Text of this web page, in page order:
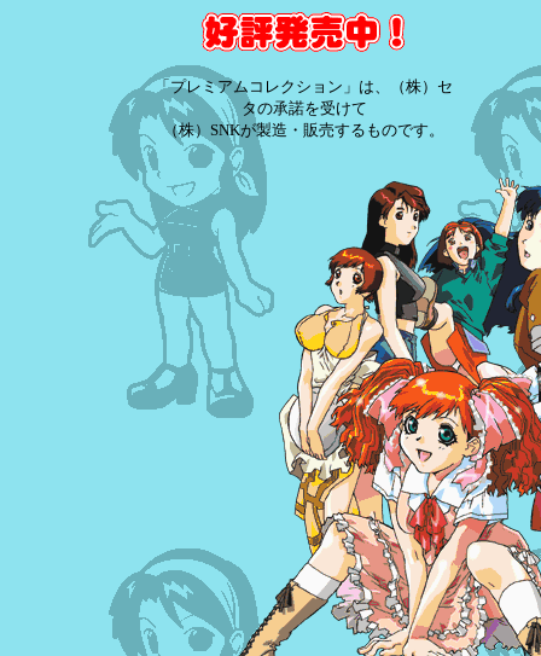
「プレミアムコレクション」は、（株）セ
タの承諾を受けて
（株）SNKが製造・販売するものです。